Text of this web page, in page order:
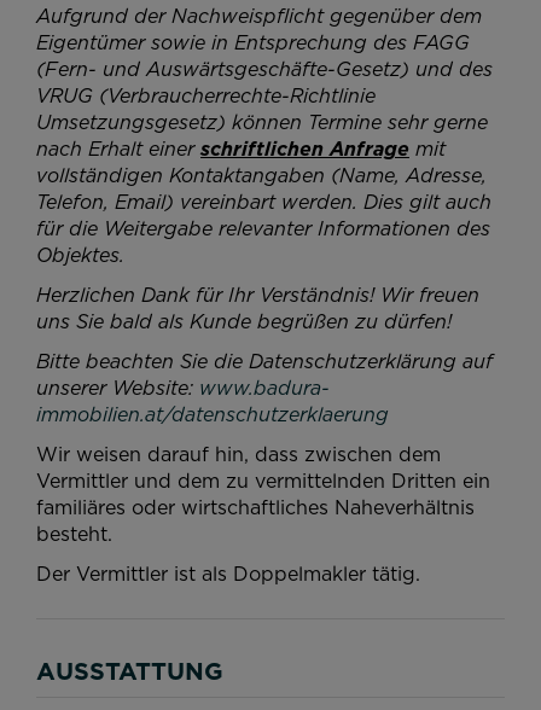
Aufgrund der Nachweispflicht gegenüber dem
Eigentümer sowie in Entsprechung des FAGG
(Fern- und Auswärtsgeschäfte-Gesetz) und des
VRUG (Verbraucherrechte-Richtlinie
Umsetzungsgesetz) können Termine sehr gerne
nach Erhalt einerschriftlichen Anfrage mit
vollständigen Kontaktangaben (Name, Adresse,
Telefon, Email) vereinbart werden. Dies gilt auch
für die Weitergabe relevanter Informationen des
Objektes.
Herzlichen Dank für Ihr Verständnis! Wir freuen
uns Sie bald als Kunde begrüßen zu dürfen!
Bitte beachten Sie die Datenschutzerklärung auf
unserer Website: www.badura-
immobilien.at/datenschutzerklaerung
Wir weisen darauf hin, dass zwischen dem
Vermittler und dem zu vermittelnden Dritten ein
familiäres oder wirtschaftliches Naheverhältnis
besteht.
Der Vermittler ist als Doppelmakler tätig.
AUSSTATTUNG